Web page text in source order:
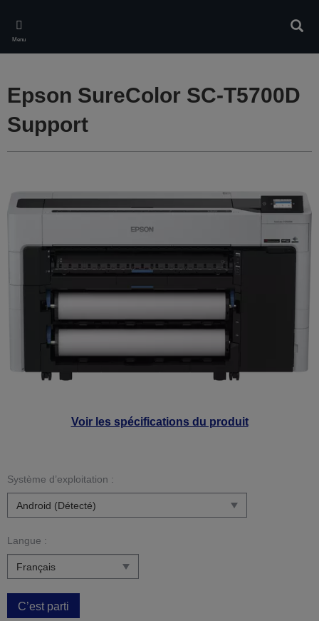
main
content
Menu
Voir les spécifications du produit
Epson SureColor SC-T5700D
Support
Système d’exploitation :
Langue :
C’est parti